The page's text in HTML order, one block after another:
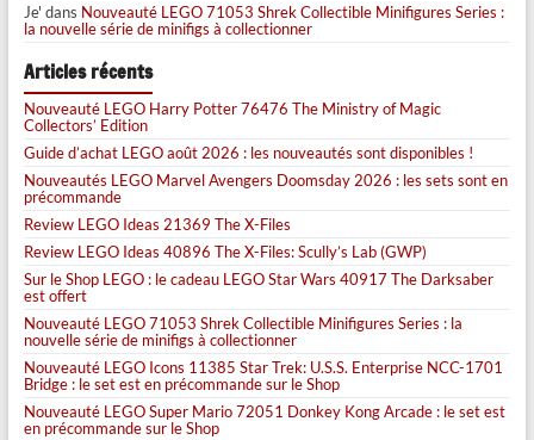
Je' dans Nouveauté LEGO 71053 Shrek Collectible Minifigures Series :
la nouvelle série de minifigs à collectionner
Articles récents
Nouveauté LEGO Harry Potter 76476 The Ministry of Magic
Collectors’ Edition
Guide d’achat LEGO août 2026 : les nouveautés sont disponibles !
Nouveautés LEGO Marvel Avengers Doomsday 2026 : les sets sont en
précommande
Review LEGO Ideas 21369 The X-Files
Review LEGO Ideas 40896 The X-Files: Scully’s Lab (GWP)
Sur le Shop LEGO : le cadeau LEGO Star Wars 40917 The Darksaber
est offert
Nouveauté LEGO 71053 Shrek Collectible Minifigures Series : la
nouvelle série de minifigs à collectionner
Nouveauté LEGO Icons 11385 Star Trek: U.S.S. Enterprise NCC-1701
Bridge : le set est en précommande sur le Shop
Nouveauté LEGO Super Mario 72051 Donkey Kong Arcade : le set est
en précommande sur le Shop